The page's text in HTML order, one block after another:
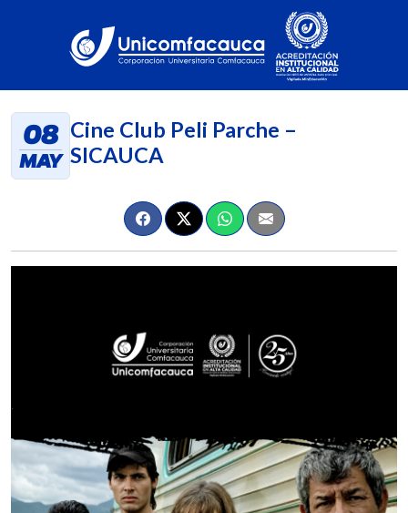
08
MAY
Cine Club Peli Parche –
SICAUCA